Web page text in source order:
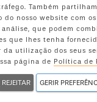
.
Também
do nosso website com
que podem
que lhes tenha
utilização dos seus
página de Política de
REJEITAR GERIR